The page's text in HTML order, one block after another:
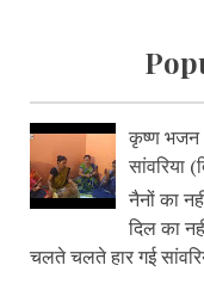
कृष्ण भजन
सांवरिया
नैनों का
दिल का
चलते चलते हार गई